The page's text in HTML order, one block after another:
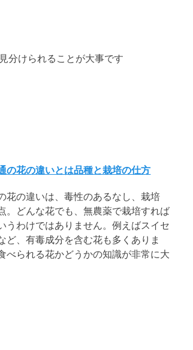
分けられることが大事です
の花の違いとは品種と栽培の仕方
花の違いは、毒性のあるなし、栽培
。どんな花でも、無農薬で栽培すれば
うわけではありません。例えばスイセ
ど、有毒成分を含む花も多くありま
べられる花かどうかの知識が非常に大